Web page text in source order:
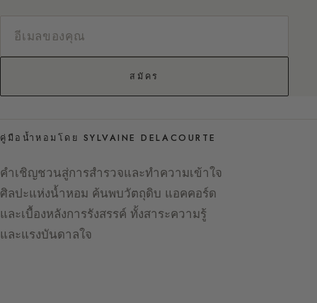
สมัคร
คู่มือน้ำหอมโดย SYLVAINE DELACOURTE
คำเชิญชวนสู่การสำรวจและทำความเข้าใจ
ศิลปะแห่งน้ำหอม ค้นพบวัตถุดิบ แอคคอร์ด
และเบื้องหลังการรังสรรค์ ทั้งสาระความรู้
และแรงบันดาลใจ